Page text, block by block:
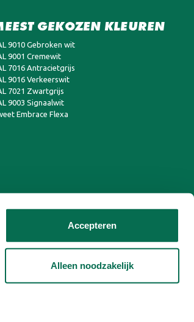
Accepteren
Alleen noodzakelijk
GEKOZEN KLEUREN
9010 Gebroken wit
9001 Cremewit
7016 Antracietgrijs
9016 Verkeerswit
7021 Zwartgrijs
9003 Signaalwit
Embrace Flexa